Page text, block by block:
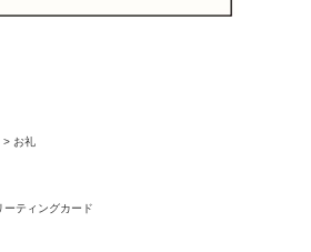
> お礼
ーティングカード